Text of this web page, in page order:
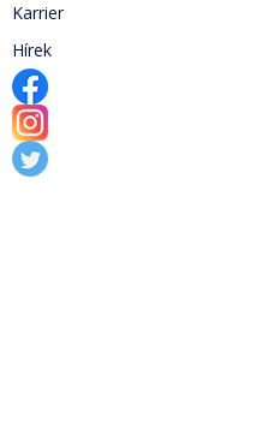
Karrier
Hírek